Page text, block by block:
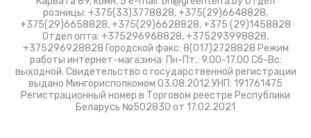
розницы: +375(33)3778828, +375(29)6648828,
+375(29)6658828, +375(29)6628828, +375 (29)1458828
Отдел опта: +375296968828, +375293998828,
+375296928828 Городской факс: 8(017)2728828 Режим
работы интернет-магазина: Пн-Пт.: 9.00-17.00 Сб-Вс:
выходной. Свидетельство о государственной регистрации
выдано Мингорисполкомом 03.08.2012 УНП: 191761475
Регистрационный номер в Торговом реестре Республики
Беларусь №502830 от 17.02.2021